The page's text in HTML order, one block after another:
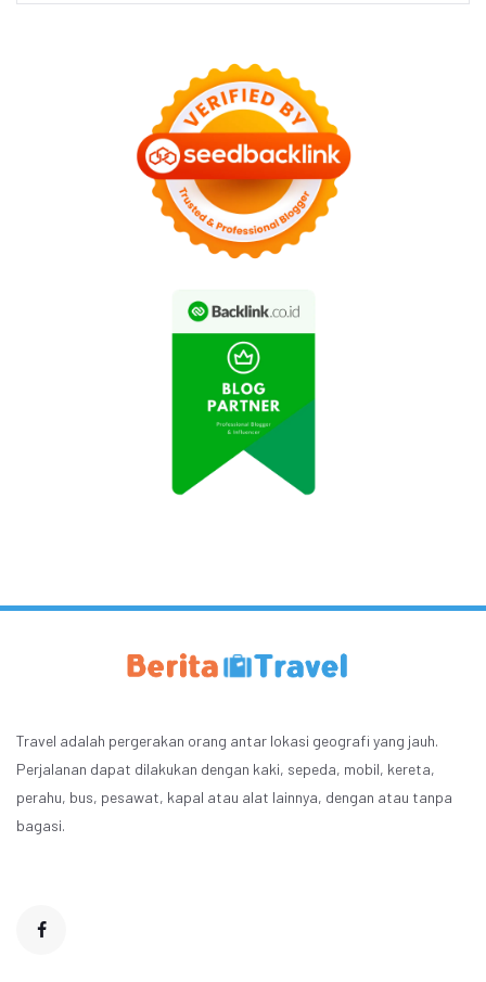
Travel adalah pergerakan orang antar lokasi geografi yang jauh.
Perjalanan dapat dilakukan dengan kaki, sepeda, mobil, kereta,
perahu, bus, pesawat, kapal atau alat lainnya, dengan atau tanpa
bagasi.